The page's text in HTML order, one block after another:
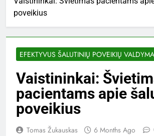
poveikius
EFEKTYVUS ŠALUTINIŲ POVEIKIŲ
Vaistininkai:
pacientams apie
poveikius
Tomas Žukauskas 6 Months Ago